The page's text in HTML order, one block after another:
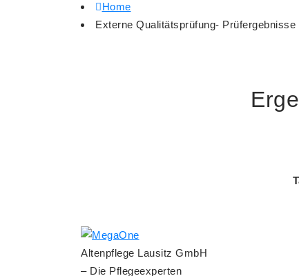
Home
Externe Qualitätsprüfung- Prüfergebnisse
Altenpflege Lausitz GmbH
– Die Pflegeexperten